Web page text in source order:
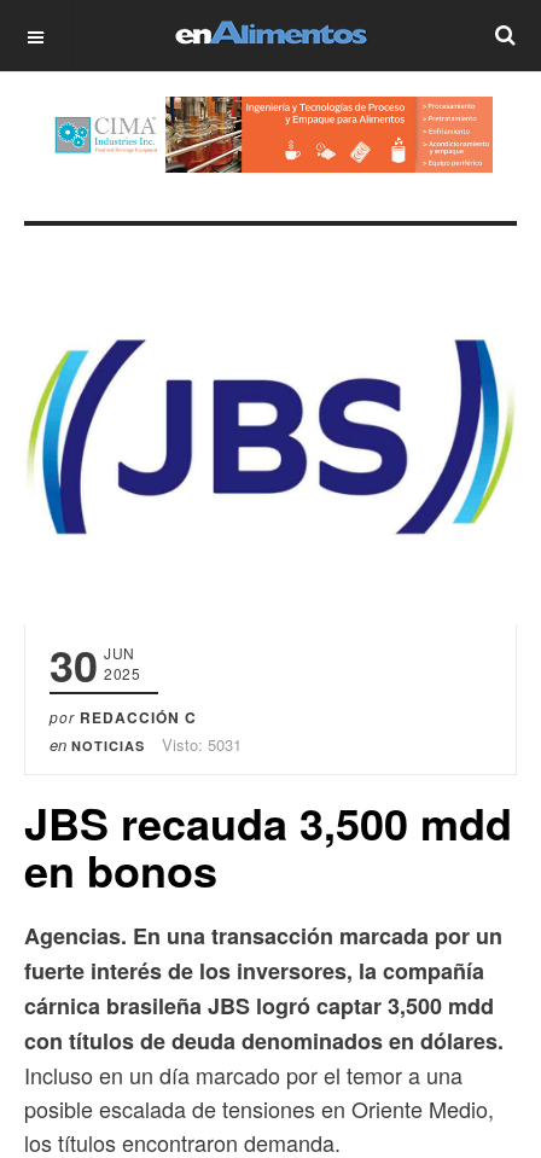
OFF CANVAS
30 JUN
2025
por REDACCIÓN C
en NOTICIAS Visto: 5031
JBS recauda 3,500 mdd
en bonos
Agencias. En una transacción marcada por un
fuerte interés de los inversores, la compañía
cárnica brasileña JBS logró captar 3,500 mdd
con títulos de deuda denominados en dólares.
Incluso en un día marcado por el temor a una
posible escalada de tensiones en Oriente Medio,
los títulos encontraron demanda.